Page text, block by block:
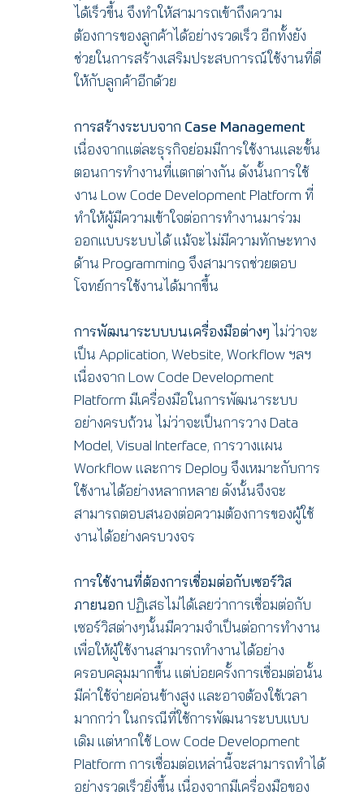
ได้เร็วขึ้น จึงทำให้สามารถเข้าถึงความ
ต้องการของลูกค้าได้อย่างรวดเร็ว อีกทั้งยัง
ช่วยในการสร้างเสริมประสบการณ์ใช้งานที่ดี
ให้กับลูกค้าอีกด้วย
การสร้างระบบจาก Case Management
เนื่องจากแต่ละธุรกิจย่อมมีการใช้งานและขั้น
ตอนการทำงานที่แตกต่างกัน ดังนั้นการใช้
งาน Low Code Development Platform ที่
ทำให้ผู้มีความเข้าใจต่อการทำงานมาร่วม
ออกแบบระบบได้ แม้จะไม่มีความทักษะทาง
ด้าน Programming จึงสามารถช่วยตอบ
โจทย์การใช้งานได้มากขึ้น
การพัฒนาระบบบนเครื่องมือต่างๆ ไม่ว่าจะ
เป็น Application, Website, Workflow ฯลฯ
เนื่องจาก Low Code Development
Platform มีเครื่องมือในการพัฒนาระบบ
อย่างครบถ้วน ไม่ว่าจะเป็นการวาง Data
Model, Visual Interface, การวางแผน
Workflow และการ Deploy จึงเหมาะกับการ
ใช้งานได้อย่างหลากหลาย ดังนั้นจึงจะ
สามารถตอบสนองต่อความต้องการของผู้ใช้
งานได้อย่างครบวงจร
การใช้งานที่ต้องการเชื่อมต่อกับเซอร์วิส
ภายนอก ปฏิเสธไม่ได้เลยว่าการเชื่อมต่อกับ
เซอร์วิสต่างๆนั้นมีความจำเป็นต่อการทำงาน
เพื่อให้ผู้ใช้งานสามารถทำงานได้อย่าง
ครอบคลุมมากขึ้น แต่บ่อยครั้งการเชื่อมต่อนั้น
มีค่าใช้จ่ายค่อนข้างสูง และอาจต้องใช้เวลา
มากกว่า ในกรณีที่ใช้การพัฒนาระบบแบบ
เดิม แต่หากใช้ Low Code Development
Platform การเชื่อมต่อเหล่านี้จะสามารถทำได้
อย่างรวดเร็วยิ่งขึ้น เนื่องจากมีเครื่องมือของ